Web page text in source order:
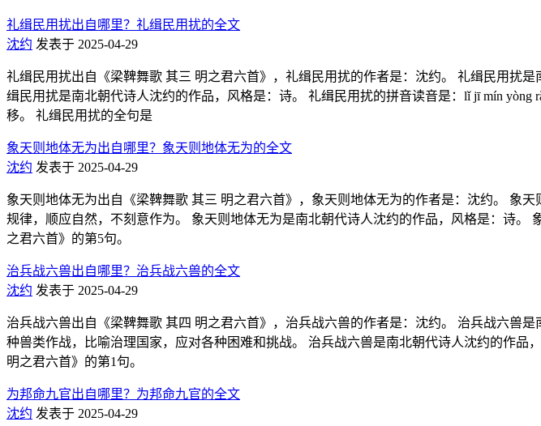
礼缉民用扰出自哪里？礼缉民用扰的全文
沈约 发表于 2025-04-29
礼缉民用扰出自《梁鞞舞歌 其三 明之君六首》，礼缉民用扰的作者是：沈约。 礼缉民用扰
缉民用扰是南北朝代诗人沈约的作品，风格是：诗。 礼缉民用扰的拼音读音是：lǐ jī mín
移。 礼缉民用扰的全句是
象天则地体无为出自哪里？象天则地体无为的全文
沈约 发表于 2025-04-29
象天则地体无为出自《梁鞞舞歌 其三 明之君六首》，象天则地体无为的作者是：沈约。 象
规律，顺应自然，不刻意作为。 象天则地体无为是南北朝代诗人沈约的作品，风格是：诗。
之君六首》的第5句。
治兵战六兽出自哪里？治兵战六兽的全文
沈约 发表于 2025-04-29
治兵战六兽出自《梁鞞舞歌 其四 明之君六首》，治兵战六兽的作者是：沈约。 治兵战六兽
种兽类作战，比喻治理国家，应对各种困难和挑战。 治兵战六兽是南北朝代诗人沈约的作品
明之君六首》的第1句。
为邦命九官出自哪里？为邦命九官的全文
沈约 发表于 2025-04-29